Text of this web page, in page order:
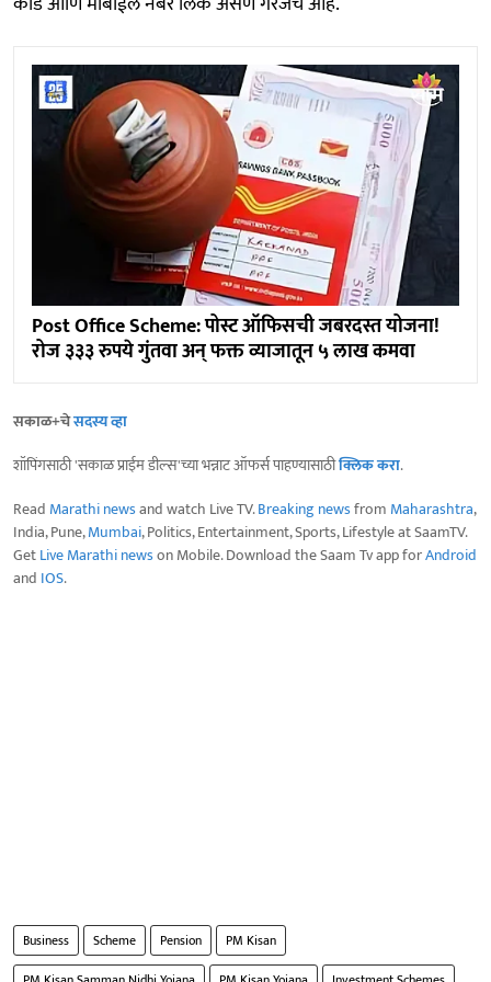
Post Office Scheme: पोस्ट ऑफिसची जबरदस्त योजना!
रोज ३३३ रुपये गुंतवा अन् फक्त व्याजातून ५ लाख कमवा
सकाळ+चेसदस्य व्हा
शॉपिंगसाठी 'सकाळ प्राईम डील्स'च्या भन्नाट ऑफर्स पाहण्यासाठीक्लिक करा.
Read Marathi newsand watch Live TV.Breaking newsfrom Maharashtra,
India, Pune,Mumbai, Politics, Entertainment, Sports, Lifestyle at SaamTV.
GetLive Marathi newson Mobile. Download the Saam Tv app forAndroid
and IOS.
Business Scheme Pension
PM Kisan